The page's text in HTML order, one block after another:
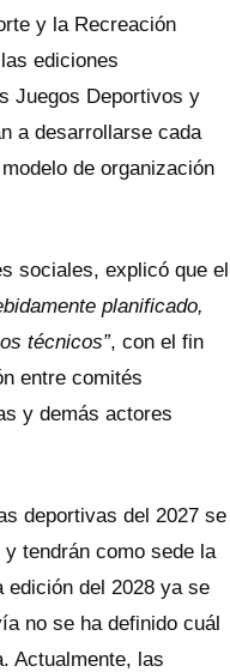
y la Recreación
ediciones
Juegos Deportivos y
a desarrollarse cada
de organización
sociales, explicó que el
planificado,
técnicos”, con el fin
entre comités
y demás actores
deportivas del 2027 se
tendrán como sede la
edición del 2028 ya se
no se ha definido cuál
Actualmente, las